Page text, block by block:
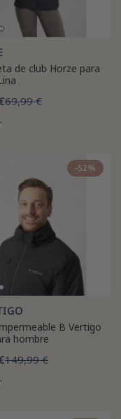
de club Horze para
69,99 €
-52%
B Vertigo
hombre
149,99 €